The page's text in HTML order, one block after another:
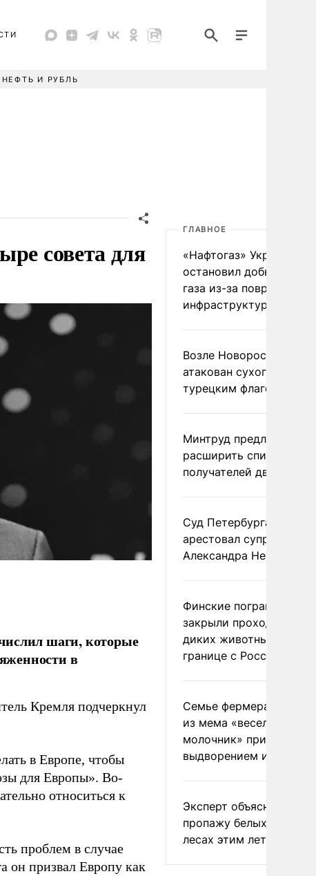
НЕФТЬ И РУБЛЬ
совета для
шаги, которые
в
Кремля подчеркнул
в Европе, чтобы
для Европы». Во-
относиться к
проблем в случае
он призвал Европу как
ГЛАВНОЕ
«Нафтогаз» Украины
остановил добычу
газа из-за повреждения
инфраструктуры
Возле Новороссийска
атакован сухогруз под
турецким флагом
Минтруд предложил
расширить список
получателей двух
Суд Петербурга заочно
арестовал супругу
Александра Невзорова
Финские пограничники
закрыли проходы для
диких животных на
границе с Россией
Семье фермера
из мема «веселый
молочник» пригрозили
выдворением из
Эксперт объяснил
пропажу белых грибов
лесах этим летом